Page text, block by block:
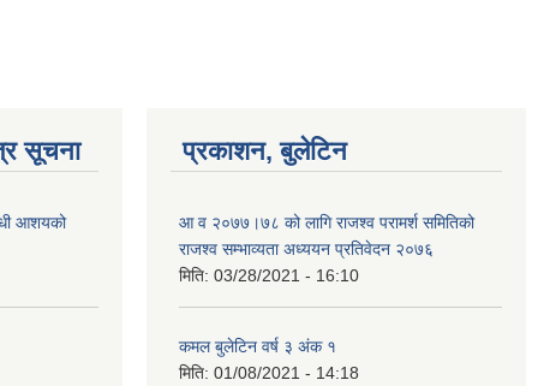
सूचना
आशयको
प्रकाशन, बुलेटिन
आ व २०७७।७८ को लागि राजश्व परामर्श समितिको
राजश्व सम्भाव्यता अध्ययन प्रतिवेदन २०७६
मिति: 03/28/2021 - 16:10
कमल बुलेटिन वर्ष ३ अंक १
मिति: 01/08/2021 - 14:18